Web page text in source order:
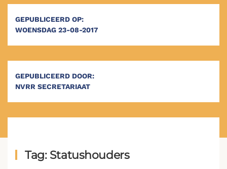
GEPUBLICEERD OP:
WOENSDAG 23-08-2017
GEPUBLICEERD DOOR:
NVRR SECRETARIAAT
Tag: Statushouders